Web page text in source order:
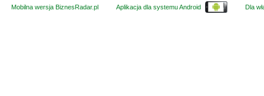
Mobilna wersja BiznesRadar.pl
Aplikacja dla systemu Android Dla